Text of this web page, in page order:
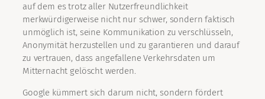
auf dem es trotz aller Nutzerfreundlichkeit
merkwürdigerweise nicht nur schwer, sondern faktisch
unmöglich ist, seine Kommunikation zu verschlüsseln,
Anonymität herzustellen und zu garantieren und darauf
zu vertrauen, dass angefallene Verkehrsdaten um
Mitternacht gelöscht werden.
Google kümmert sich darum nicht, sondern fördert